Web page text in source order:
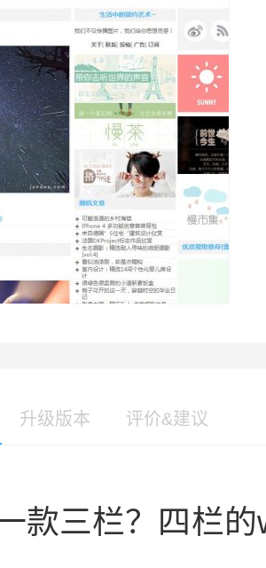
升级版本 评价&建议
款三栏？四栏